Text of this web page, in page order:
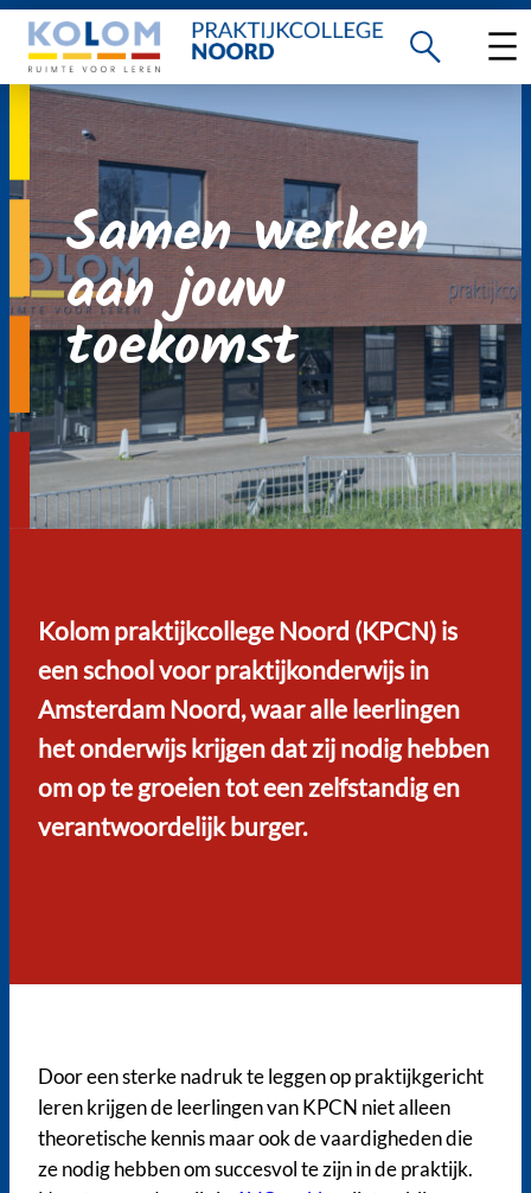
Ga
naar
de
inhoud
Samen werken
aan jouw
toekomst
Kolom praktijkcollege Noord (KPCN) is
een school voor praktijkonderwijs in
Amsterdam Noord, waar alle leerlingen
het onderwijs krijgen dat zij nodig hebben
om op te groeien tot een zelfstandig en
verantwoordelijk burger.
Door een sterke nadruk te leggen op praktijkgericht
leren krijgen de leerlingen van KPCN niet alleen
theoretische kennis maar ook de vaardigheden die
ze nodig hebben om succesvol te zijn in de praktijk.